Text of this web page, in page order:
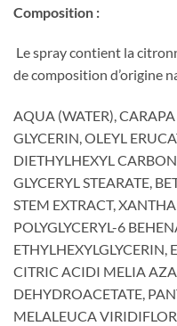
Composition :
Le spray contient la
de composition d’origine
AQUA (WATER),
GLYCERIN, OLEYL
DIETHYLHEXYL
GLYCERYL STEARATE,
STEM EXTRACT,
POLYGLYCERYL-6
ETHYLHEXYLGLYCERIN,
CITRIC ACIDI MELIA
DEHYDROACETATE,
MELALEUCA